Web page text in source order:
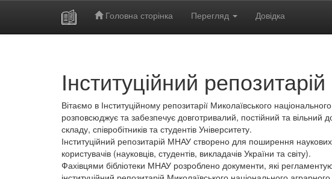
Головна сторінка Перегляд Довідка
Інституційний
Вітаємо в Інституційному репозитарії Миколаївського
розповсюджує та забезпечує довготривалий, постійний та вільний
складу, співробітників та студентів Університету.
Інституційний репозитарій МНАУ створено для поширення наукових
користувачів (науковців, студентів, викладачів України та світу).
Фахівцями бібліотеки МНАУ розроблено документи, які